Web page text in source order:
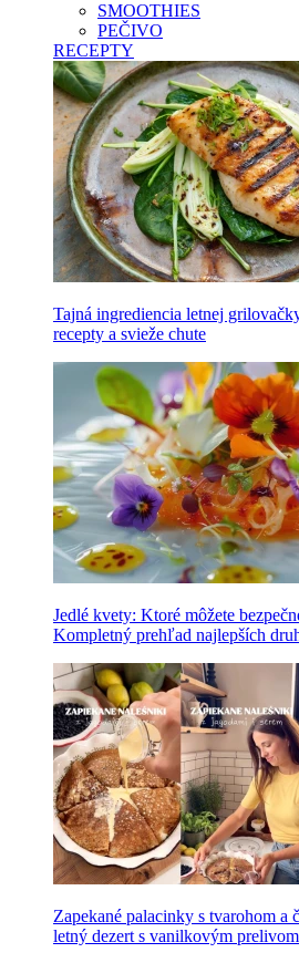
SMOOTHIES
PEČIVO
RECEPTY
Tajná ingrediencia letnej
recepty a svieže chute
Jedlé kvety: Ktoré môžete
Kompletný prehľad najlepších
Zapekané palacinky s tvarohom a
letný dezert s vanilkovým prelivom